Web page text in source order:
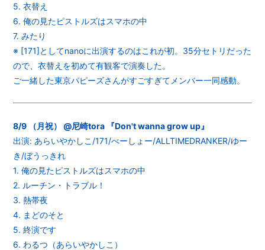
5. 衣替え
6. 俺の見たピストルズはスマホの中
7. みたり
※ [171]としてnanoに出演するのはこれが初。35分セトリだった
ので、衣替えを初めて有観客で演奏した。
ご一緒した東京パピーズさんがすごすぎてメンバー一同感動。
8/9 （月祝） @尼崎tora 『Don't wanna grow up』
出演: あらいやかしこ/171/べーしょー/ALLTIMEDRANKER/ゆー
き/ぼうっきれ
1. 俺の見たピストルズはスマホの中
2. ルーチン・トラブル！
3. 熱帯夜
4. まどのそと
5. 終演です
6. わるつ（あらいやかしこ）